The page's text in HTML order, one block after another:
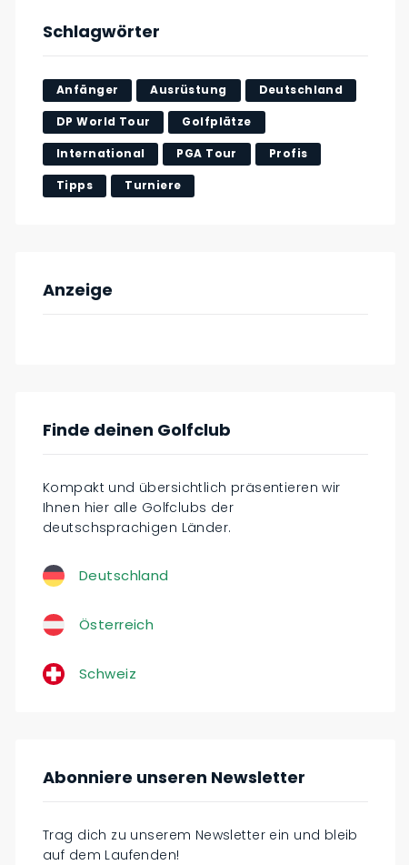
Schlagwörter
Anfänger Ausrüstung Deutschland
DP World Tour Golfplätze
International PGA Tour Profis
Tipps Turniere
Anzeige
Finde deinen Golfclub
Kompakt und übersichtlich präsentieren wir
Ihnen hier alle Golfclubs der
deutschsprachigen Länder.
Deutschland
Österreich
Schweiz
Abonniere unseren Newsletter
Trag dich zu unserem Newsletter ein und bleib
auf dem Laufenden!